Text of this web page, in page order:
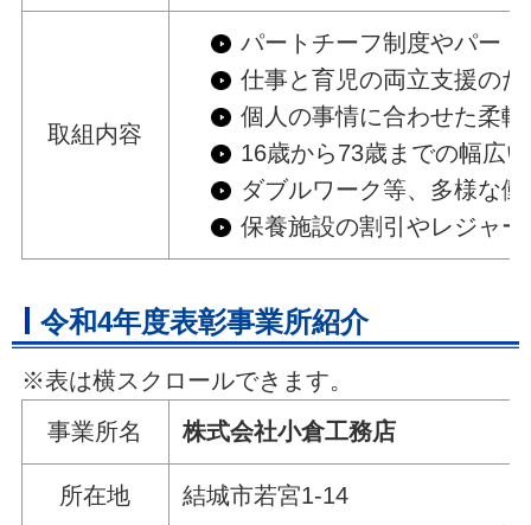
取組内容
パートチーフ制度やパー
仕事と育児の両立支援の
個人の事情に合わせた柔
16歳から73歳までの幅広
ダブルワーク等、多様な
保養施設の割引やレジャ
令和4年度表彰事業所紹介
※表は横スクロールできます。
事業所名
株式会社小
所在地 結城市若宮1-14